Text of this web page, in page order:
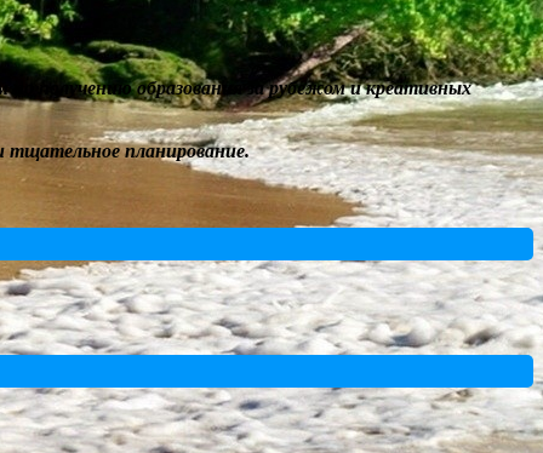
по получению образования за рубежом икреативных
тщательное планирование.